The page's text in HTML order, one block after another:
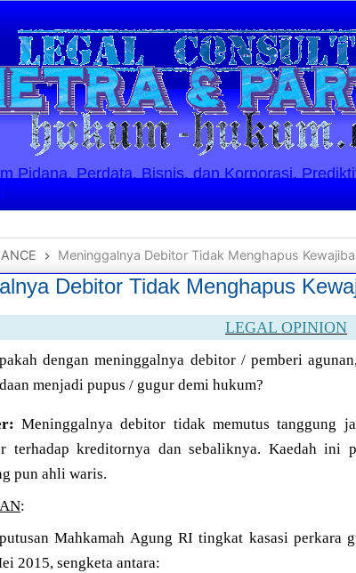
Pidana, Perdata, Bisnis, dan Korporasi.
Meninggalnya Debitor Tidak Menghapus
Debitor Tidak Menghapus
LEGAL OPINION
dengan meninggalnya debitor / pemberi
menjadi pupus / gugur demi hukum?
Meninggalnya debitor tidak memutus tanggung
terhadap kreditornya dan sebaliknya. Kaedah
pun ahli waris.
:
Mahkamah Agung RI tingkat kasasi perkara
2015, sengketa antara: